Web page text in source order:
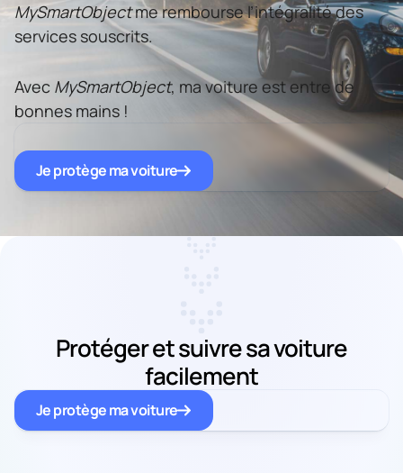
MySmartObjectme rembourse l’intégralité des
services souscrits.
Avec MySmartObject, ma voiture est entre de
bonnes mains !
Je protège ma voiture
Protéger et suivre sa voiture
facilement
Je protège ma voiture